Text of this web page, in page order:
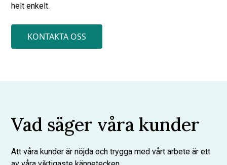
helt enkelt.
KONTAKTA OSS
Vad säger våra kunder
Att våra kunder är nöjda och trygga med vårt arbete är ett